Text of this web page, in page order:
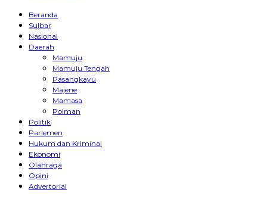
Beranda
Sulbar
Nasional
Daerah
Mamuju
Mamuju Tengah
Pasangkayu
Majene
Mamasa
Polman
Politik
Parlemen
Hukum dan Kriminal
Ekonomi
Olahraga
Opini
Advertorial